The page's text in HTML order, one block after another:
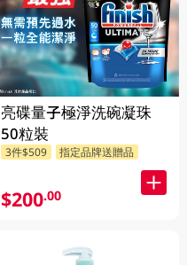
亮碟量子極淨洗碗凝珠
50粒裝
3件$509 指定品牌送贈品
$200.00